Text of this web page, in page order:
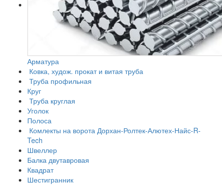
Арматура
Ковка, худож. прокат и витая труба
Труба профильная
Круг
Труба круглая
Уголок
Полоса
Комлекты на ворота Дорхан-Ролтек-Алютех-Найс-R-
Tech
Швеллер
Балка двутавровая
Квадрат
Шестигранник